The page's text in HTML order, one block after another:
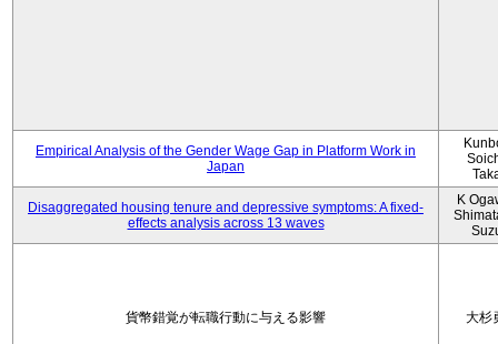
Empirical Analysis of the Gender Wage Gap in Platform Work in
Japan
Disaggregated housing tenure and depressive symptoms: A fixed-
effects analysis across 13 waves
K
貨幣錯覚が転職行動に与える影響 大杉